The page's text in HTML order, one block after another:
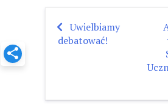
Nawigacja
Uwielbiamy
debatować!